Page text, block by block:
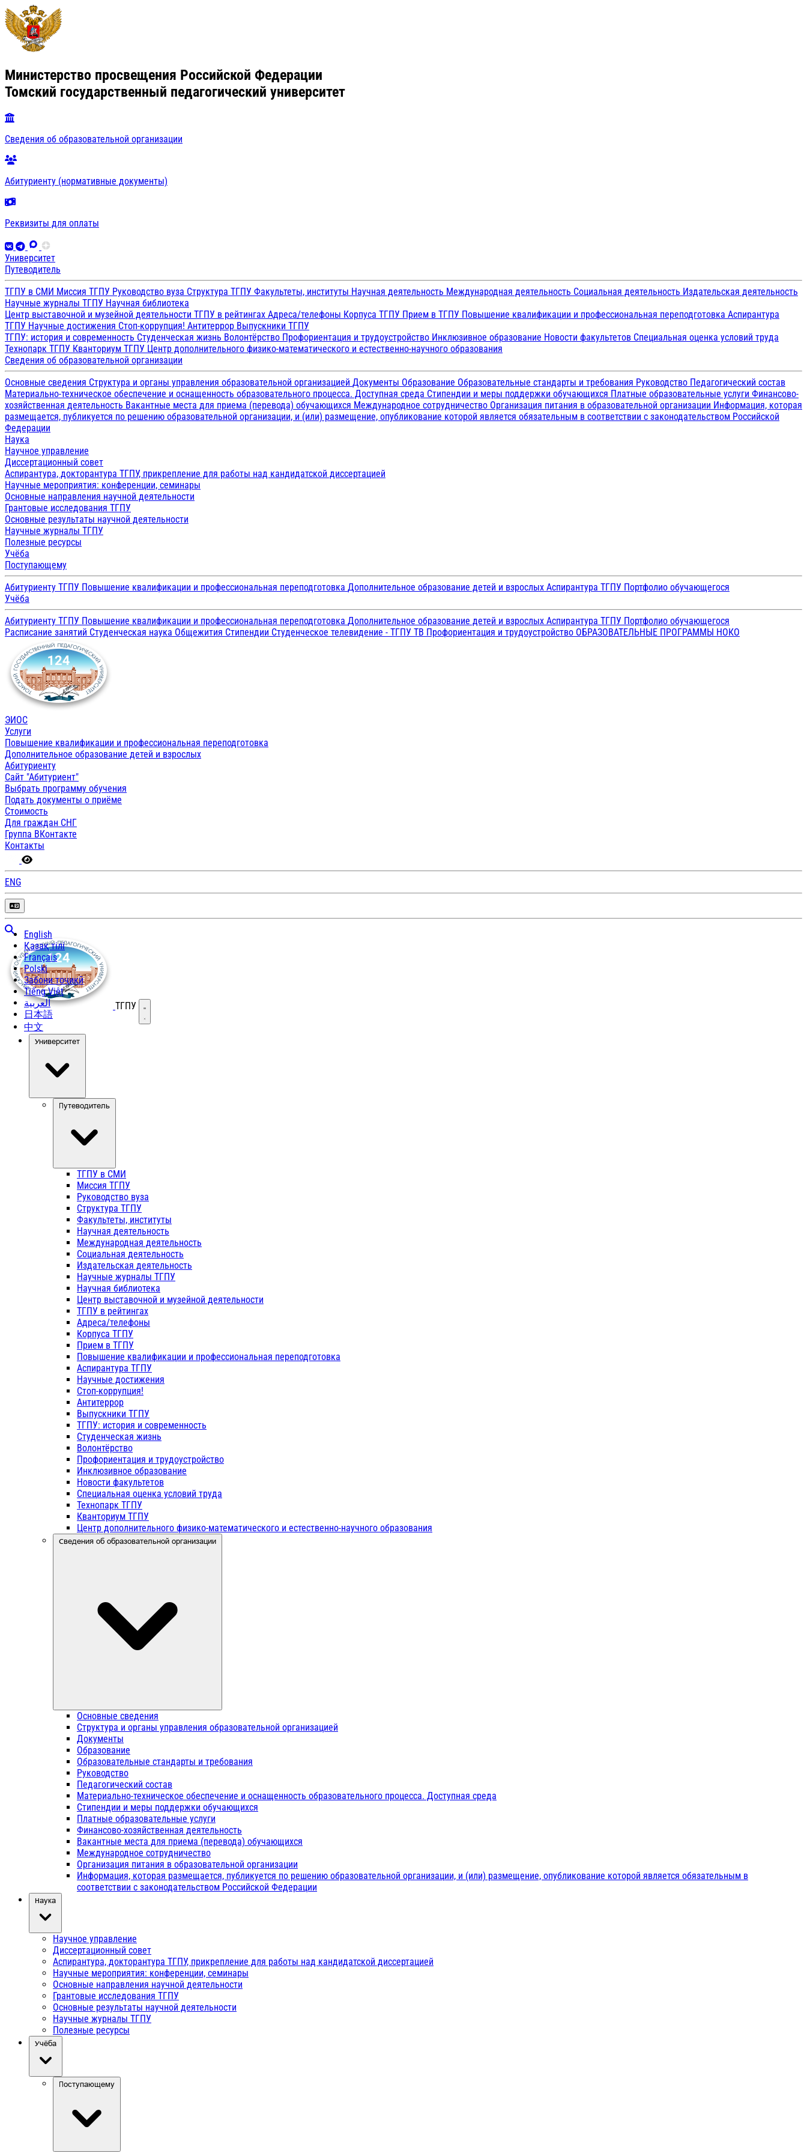
Министерство просвещения Российской Федерации
Томский государственный педагогический университет
Сведения об образовательной организации
Абитуриенту (нормативные документы)
Реквизиты для оплаты
Университет
Путеводитель
ТГПУ в СМИ Миссия ТГПУ Руководство вуза Структура ТГПУ Факультеты, институты Научная деятельность Международная деятельность Социальная деятельность Издательская деятельность
Научные журналы ТГПУ Научная библиотека
Центр выставочной и музейной деятельности ТГПУ в рейтингах Адреса/телефоны Корпуса ТГПУ Прием в ТГПУ Повышение квалификации и профессиональная переподготовка Аспирантура
ТГПУ Научные достижения Стоп-коррупция! Антитеррор Выпускники ТГПУ
ТГПУ: история и современность Студенческая жизнь Волонтёрство Профориентация и трудоустройство Инклюзивное образование Новости факультетов Специальная оценка условий труда
Технопарк ТГПУ Кванториум ТГПУ Центр дополнительного физико-математического и естественно-научного образования
Сведения об образовательной организации
Основные сведения Структура и органы управления образовательной организацией Документы Образование Образовательные стандарты и требования Руководство Педагогический состав
Материально-техническое обеспечение и оснащенность образовательного процесса. Доступная среда Стипендии и меры поддержки обучающихся Платные образовательные услуги Финансово-
хозяйственная деятельность Вакантные места для приема (перевода) обучающихся Международное сотрудничество Организация питания в образовательной организации Информация, которая
размещается, публикуется по решению образовательной организации, и (или) размещение, опубликование которой является обязательным в соответствии с законодательством Российской
Федерации
Наука
Научное управление
Диссертационный совет
Аспирантура, докторантура ТГПУ, прикрепление для работы над кандидатской диссертацией
Научные мероприятия: конференции, семинары
Основные направления научной деятельности
Грантовые исследования ТГПУ
Основные результаты научной деятельности
Научные журналы ТГПУ
Полезные ресурсы
Учёба
Поступающему
Абитуриенту ТГПУ Повышение квалификации и профессиональная переподготовка Дополнительное образование детей и взрослых Аспирантура ТГПУ Портфолио обучающегося
Учёба
Абитуриенту ТГПУ Повышение квалификации и профессиональная переподготовка Дополнительное образование детей и взрослых Аспирантура ТГПУ Портфолио обучающегося
Расписание занятий Студенческая наука Общежития Стипендии Студенческое телевидение - ТГПУ ТВ Профориентация и трудоустройство ОБРАЗОВАТЕЛЬНЫЕ ПРОГРАММЫ НОКО
ЭИОС
Услуги
Повышение квалификации и профессиональная переподготовка
Дополнительное образование детей и взрослых
Абитуриенту
Сайт "Абитуриент"
Выбрать программу обучения
Подать документы о приёме
Стоимость
Для граждан СНГ
Группа ВКонтакте
Контакты
ENG
English
Қазақ тілі
Français
Polski
Забони тоҷикӣ
Tiếng Việt
العربية
日本語
中文
ТГПУ Открыть меню
Университет
Путеводитель
ТГПУ в СМИ
Миссия ТГПУ
Руководство вуза
Структура ТГПУ
Факультеты, институты
Научная деятельность
Международная деятельность
Социальная деятельность
Издательская деятельность
Научные журналы ТГПУ
Научная библиотека
Центр выставочной и музейной деятельности
ТГПУ в рейтингах
Адреса/телефоны
Корпуса ТГПУ
Прием в ТГПУ
Повышение квалификации и профессиональная переподготовка
Аспирантура ТГПУ
Научные достижения
Стоп-коррупция!
Антитеррор
Выпускники ТГПУ
ТГПУ: история и современность
Студенческая жизнь
Волонтёрство
Профориентация и трудоустройство
Инклюзивное образование
Новости факультетов
Специальная оценка условий труда
Технопарк ТГПУ
Кванториум ТГПУ
Центр дополнительного физико-математического и естественно-научного образования
Сведения об образовательной организации
Основные сведения
Структура и органы управления образовательной организацией
Документы
Образование
Образовательные стандарты и требования
Руководство
Педагогический состав
Материально-техническое обеспечение и оснащенность образовательного процесса. Доступная среда
Стипендии и меры поддержки обучающихся
Платные образовательные услуги
Финансово-хозяйственная деятельность
Вакантные места для приема (перевода) обучающихся
Международное сотрудничество
Организация питания в образовательной организации
Информация, которая размещается, публикуется по решению образовательной организации, и (или) размещение, опубликование которой является обязательным в
соответствии с законодательством Российской Федерации
Наука
Научное управление
Диссертационный совет
Аспирантура, докторантура ТГПУ, прикрепление для работы над кандидатской диссертацией
Научные мероприятия: конференции, семинары
Основные направления научной деятельности
Грантовые исследования ТГПУ
Основные результаты научной деятельности
Научные журналы ТГПУ
Полезные ресурсы
Учёба
Поступающему